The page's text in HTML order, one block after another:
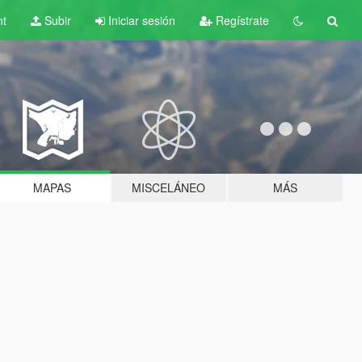
Subir Iniciar sesión Regístrate
MAPAS MISCELÁNEO MÁS